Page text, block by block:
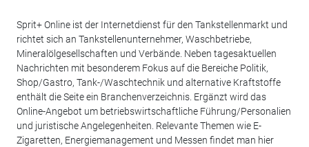
Sprit+ Online ist der Internetdienst für den Tankstellenmarkt und
richtet sich an Tankstellenunternehmer, Waschbetriebe,
Mineralölgesellschaften und Verbände. Neben tagesaktuellen
Nachrichten mit besonderem Fokus auf die Bereiche Politik,
Shop/Gastro, Tank-/Waschtechnik und alternative Kraftstoffe
enthält die Seite ein Branchenverzeichnis. Ergänzt wird das
Online-Angebot um betriebswirtschaftliche Führung/Personalien
und juristische Angelegenheiten. Relevante Themen wie E-
Zigaretten, Energiemanagement und Messen findet man hier